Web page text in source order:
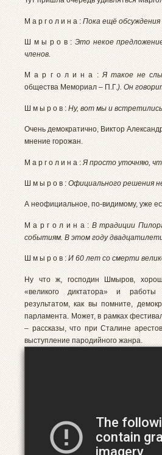
М а р г о л и н а : Пока ещё
Ш м ы р о в : Это некое
членов.
М а р г о л и н а :Я такое не
общества Мемориал – П.Г.). Он
Ш м ы р о в : Ну, вот мы и
Очень демократично, Виктор
мнение горожан.
М а р г о л и н а : Я просто уточняю,
Ш м ы р о в :Официального решения
А неофициальное, по-видимому, уже
М а р г о л и н а : В традиции
событиям. В этом году
Ш м ы р о в : И 60 лет со смерти
Ну что ж, господин Шмыров,
«великого диктатора» и работы
результатом, как вы помните,
парламента. Может, в рамках
– рассказы, что при Сталине
выступление пародийного жанра.